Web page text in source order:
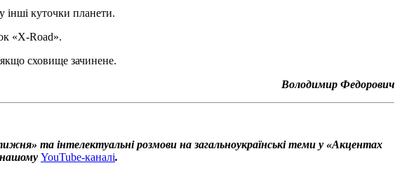
інші куточки планети.
«X-Road».
сховище зачинене.
Володимир Федорович
та інтелектуальні розмови на загальноукраїнські теми у «Акцентах
нашому YouTube-каналі.